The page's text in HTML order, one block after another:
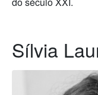
Sílvia